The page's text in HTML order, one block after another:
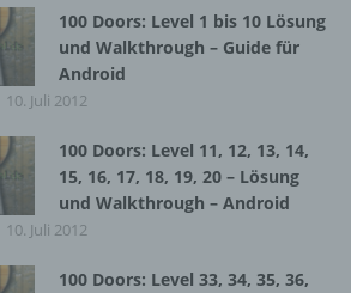
100 Doors: Level 1 bis 10 Lösung
und Walkthrough – Guide für
Android
10. Juli 2012
100 Doors: Level 11, 12, 13, 14,
15, 16, 17, 18, 19, 20 – Lösung
und Walkthrough – Android
10. Juli 2012
100 Doors: Level 33, 34, 35, 36,